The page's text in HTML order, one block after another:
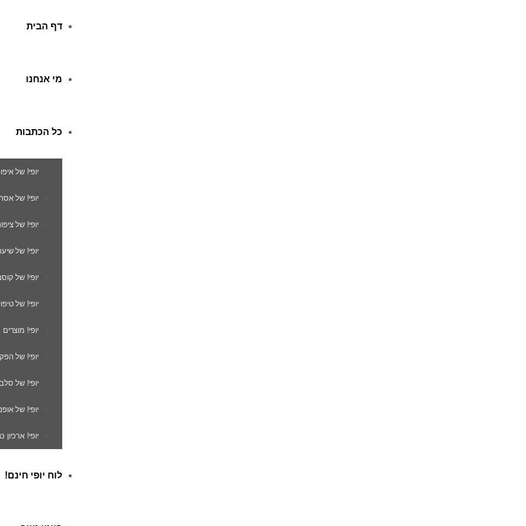
דף הבית
מי אנחנו
כל הכתבות
יופי! של
יופי! של
יופי! של
יופי! של
יופי! של
יופי! של
יופי!
יופי! של
יופי! של
יופי! של
יופי! ארכיון
לוח יופי חינם!